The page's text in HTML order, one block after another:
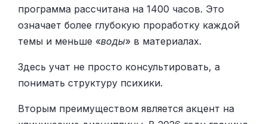
программа рассчитана на 1400 часов. Это
означает более глубокую проработку каждой
темы и меньше «воды» в материалах.
Здесь учат не просто консультировать, а
понимать структуру психики.
Вторым преимуществом является акцент на